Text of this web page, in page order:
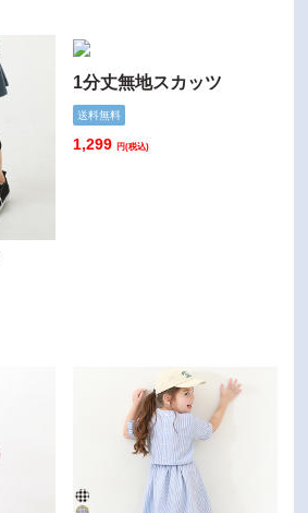
1分丈無地スカッツ
送料無料
1,299 円(税込)